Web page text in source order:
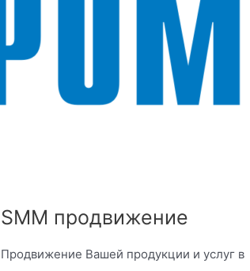
SMM продвижение
Продвижение Вашей продукции и услуг в